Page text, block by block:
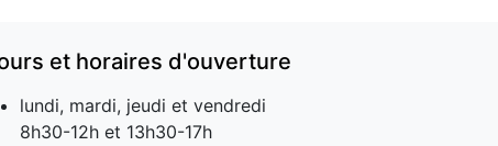
et horaires d'ouverture
lundi, mardi, jeudi et vendredi
8h30-12h et 13h30-17h